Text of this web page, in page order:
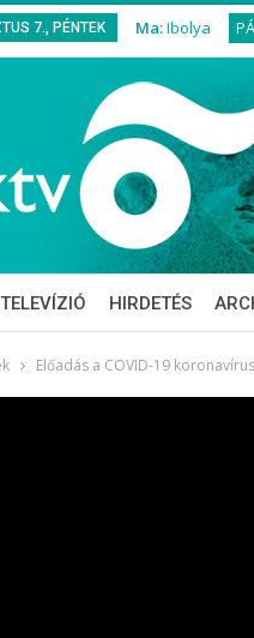
7., PÉNTEK Ma:Ibolya
TELEVÍZIÓ HIRDETÉS
Előadás a COVID-19